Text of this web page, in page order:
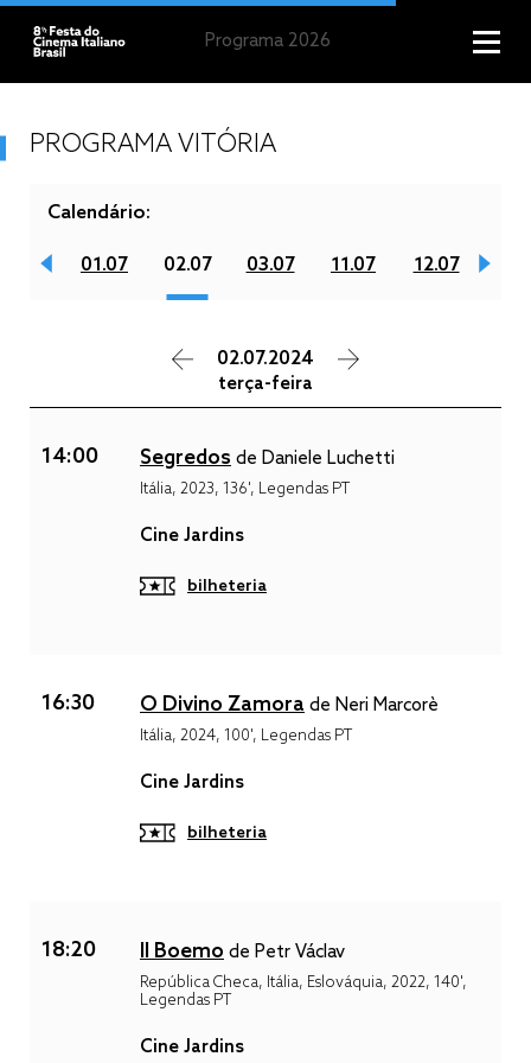
Programa 2026
PROGRAMA VITÓRIA
Calendário:
01.07 02.07 03.07 11.07 12.07
terça-feira
02.07.2024
14:00 Segredos de Daniele Luchetti
Itália, 2023, 136', Legendas PT
Cine Jardins
bilheteria
16:30 O Divino Zamora de Neri Marcorè
Itália, 2024, 100', Legendas PT
Cine Jardins
bilheteria
18:20 Il Boemo de Petr Václav
República Checa, Itália, Eslováquia, 2022, 140',
Legendas PT
Cine Jardins